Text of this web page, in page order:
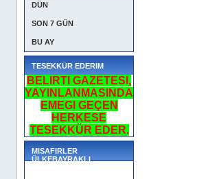
DÜN
SON 7 GÜN
BU AY
TESEKKÜR EDERIM
BELIRTI GAZETESI,
YAYINLANMASINDA
EMEGI GEÇEN
HERKESE
TESEKKÜR EDER.
MISAFIRLER
ÜLKEBAYRAKLI